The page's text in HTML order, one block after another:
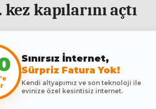
kapılarını açtı
Sınırsız İnternet,
Sürpriz Fatura Yok!
Kendi altyapımız ve son teknoloji ile
evinize özel kesintisiz internet.